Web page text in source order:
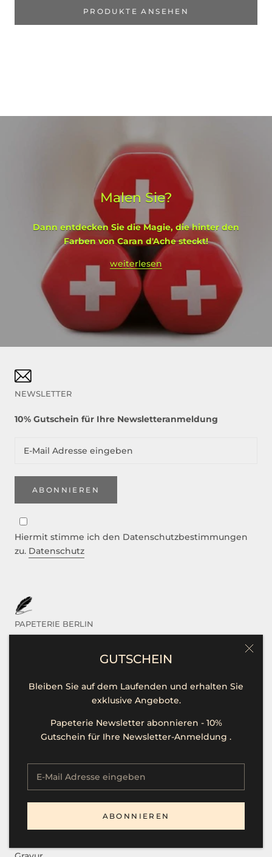
GUTSCHEIN
Bleiben Sie auf dem Laufenden und erhalten Sie
exklusive Angebote.
Papeterie Newsletter abonnieren - 10%
Gutschein für Ihre Newsletter-Anmeldung .
ABONNIEREN
PRODUKTE ANSEHEN
Malen Sie?
Dann entdecken Sie die Magie, die hinter den
Farben von Caran d'Ache steckt!
weiterlesen
NEWSLETTER
10% Gutschein für Ihre Newsletteranmeldung
ABONNIEREN
Hiermit stimme ich den Datenschutzbestimmungen
zu. Datenschutz
PAPETERIE BERLIN
Öffnungszeiten